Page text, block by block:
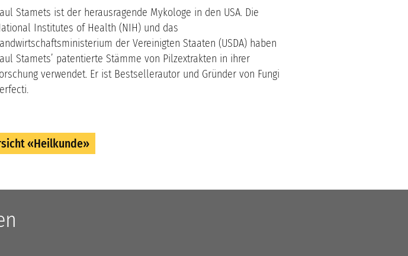
Stamets ist der herausragende Mykologe in den USA. Die
Institutes of Health (NIH) und das
der Vereinigten Staaten (USDA) haben
Stamets’ patentierte Stämme von Pilzextrakten in ihrer
verwendet. Er ist Bestsellerautor und Gründer von Fungi
«Heilkunde»